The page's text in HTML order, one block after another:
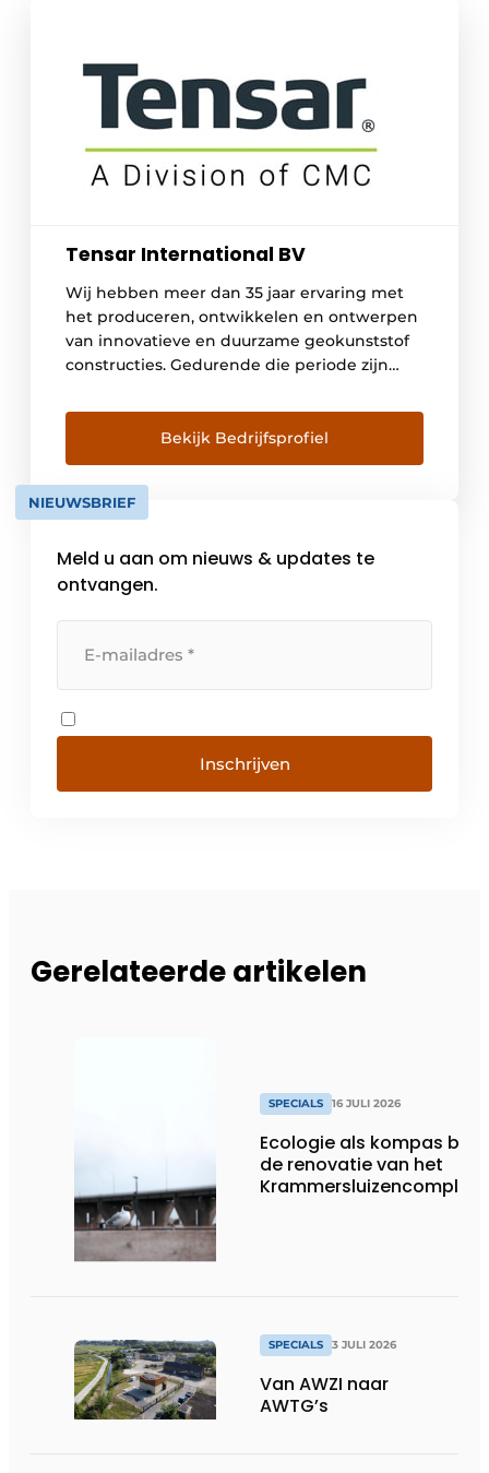
Tensar International BV
Wij hebben meer dan 35 jaar ervaring met
het produceren, ontwikkelen en ontwerpen
van innovatieve en duurzame geokunststof
constructies. Gedurende die periode zijn
zorgvuldig maar ook uitvoerig getest door
nationale overheden, vooraanstaande
universiteiten en onafhankelijke laboratoria.
Op basis van deze gedegen onderzoeken,
en niet alleen op basis van laboratorium
Bekijk Bedrijfsprofiel
NIEUWSBRIEF
Meld u aan om nieuws & updates te
ontvangen.
Inschrijven
Gerelateerde artikelen
SPECIALS 16 JULI 2026
Ecologie als kompas bij
de renovatie van het
Krammersluizencomplex
SPECIALS 3 JULI 2026
Van AWZI naar
AWTG’s